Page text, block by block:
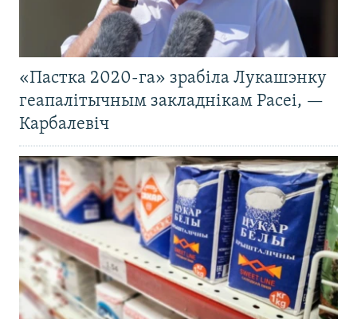
«Пастка 2020-га» зрабіла Лукашэнку
геапалітычным закладнікам Расеі, —
Карбалевіч